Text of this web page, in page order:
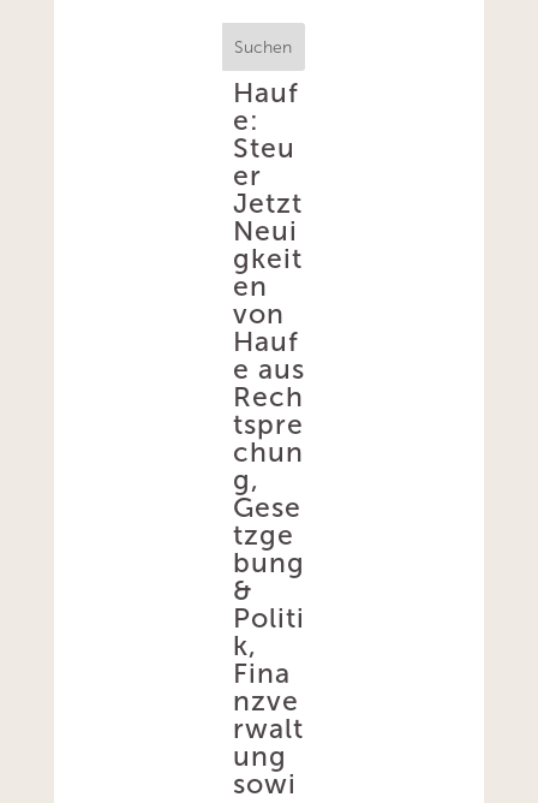
Suchen
Hauf
e:
Steu
er
Jetzt
Neui
gkeit
en
von
Hauf
e aus
Rech
tspre
chun
g,
Gese
tzge
bung
&
Politi
k,
Fina
nzve
rwalt
ung
sowi